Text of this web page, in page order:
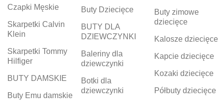
Czapki Męskie
Skarpetki Calvin
Klein
Skarpetki Tommy
Hilfiger
BUTY DAMSKIE
Buty Emu damskie
Buty Dziecięce
BUTY DLA
DZIEWCZYNKI
Baleriny dla
dziewczynki
Botki dla
dziewczynki
Buty zimowe
dziecięce
Kalosze dziecięce
Kapcie dziecięce
Kozaki dziecięce
Półbuty dziecięce